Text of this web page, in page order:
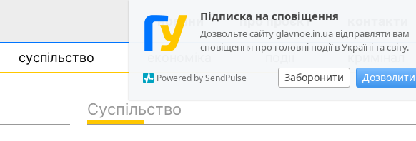
Підписка на сповіщення
Дозвольте сайту glavnoe.in.ua відправляти вам
сповіщення про головні події в Україні та світу.
Заборонити Дозволити
Powered by SendPulse
новини про проєкт
суспільство кримінал
політика
Суспільство